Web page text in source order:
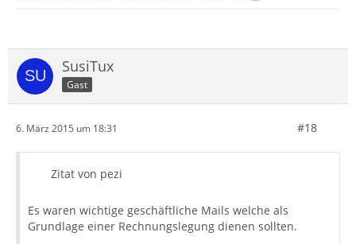
SusiTux
Gast
6. März 2015 um 18:31 #18
Zitat von pezi
Es waren wichtige geschäftliche Mails welche als
Grundlage einer Rechnungslegung dienen sollten.